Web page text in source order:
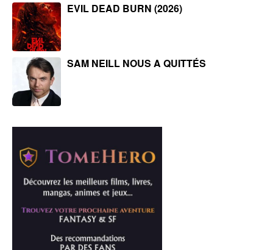
EVIL DEAD BURN (2026)
SAM NEILL NOUS A QUITTÉS